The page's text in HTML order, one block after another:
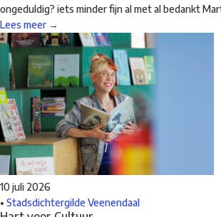
ongeduldig? iets minder fijn al met al bedankt
Lees meer →
10 juli 2026
• Stadsdichtergilde Veenendaal